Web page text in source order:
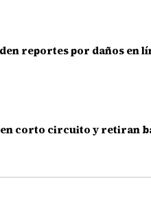
reportes por daños en
corto circuito y retiran